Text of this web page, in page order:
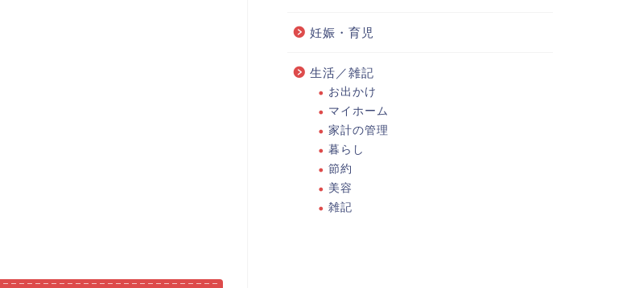
妊娠・育児
生活／雑記
お出かけ
マイホーム
家計の管理
暮らし
節約
美容
雑記